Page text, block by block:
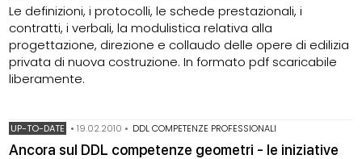
Le definizioni, i protocolli, le schede prestazionali, i
contratti, i verbali, la modulistica relativa alla
progettazione, direzione e collaudo delle opere di edilizia
privata di nuova costruzione. In formato pdf scaricabile
liberamente.
UP-TO-DATE •19.02.2010 • DDL COMPETENZE PROFESSIONALI
Ancora sul DDL competenze geometri - le iniziative